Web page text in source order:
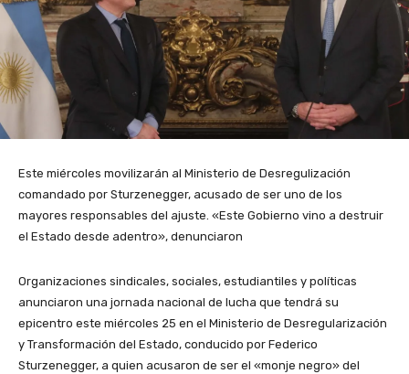
Este miércoles movilizarán al Ministerio de Desregulización
comandado por Sturzenegger, acusado de ser uno de los
mayores responsables del ajuste. «Este Gobierno vino a destruir
el Estado desde adentro», denunciaron
Organizaciones sindicales, sociales, estudiantiles y políticas
anunciaron una jornada nacional de lucha que tendrá su
epicentro este miércoles 25 en el Ministerio de Desregularización
y Transformación del Estado, conducido por Federico
Sturzenegger, a quien acusaron de ser el «monje negro» del